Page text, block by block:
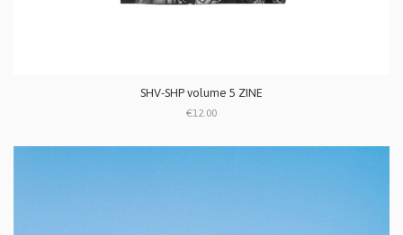
SHV-SHP volume 5 ZINE
€12.00